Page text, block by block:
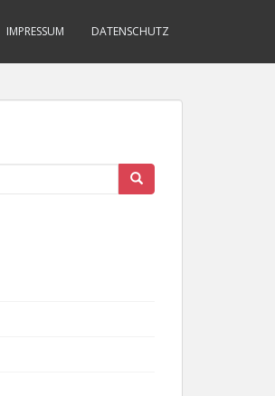
IMPRESSUM DATENSCHUTZ